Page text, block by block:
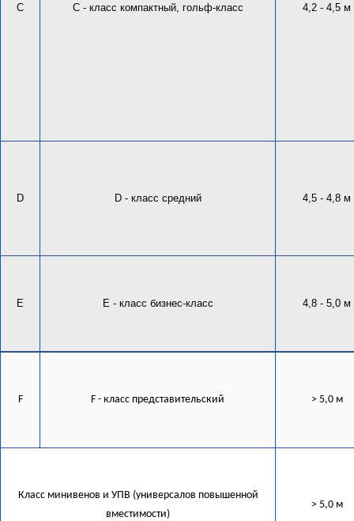
C С - класс компактный, гольф-класс 4,2 - 4,5 м
D D - класс средний 4,5 - 4,8 м
E E - класс бизнес-класс 4,8 - 5,0 м
F F - класс представительский > 5,0 м
Класс минивенов и УПВ (универсалов повышенной
вместимости)
> 5,0 м